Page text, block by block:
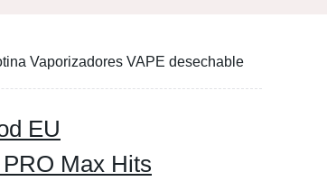
Vaporizadores VAPE desechable
EU
Max Hits